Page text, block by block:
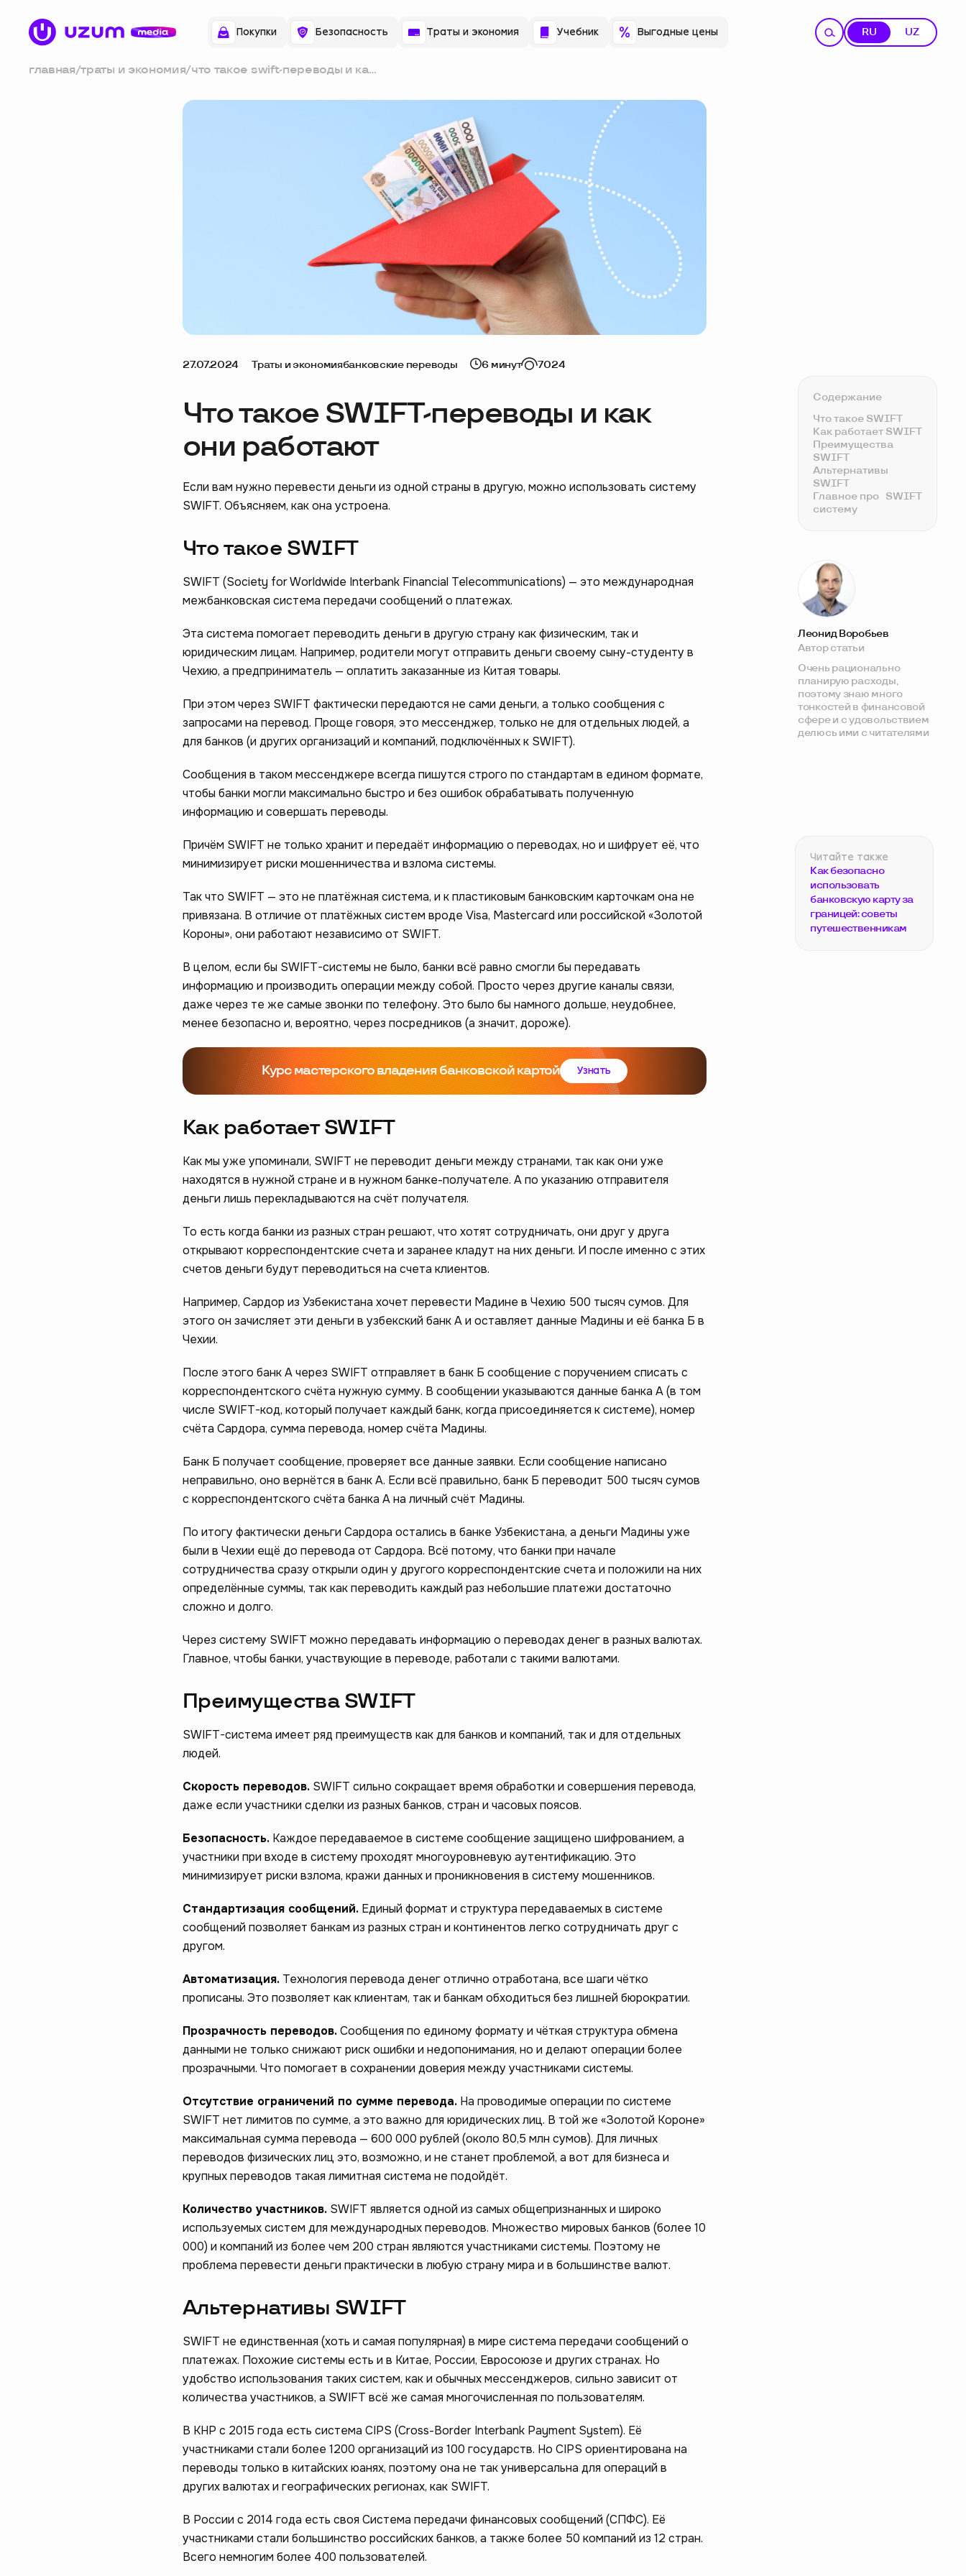
Покупки Безопасность Траты и экономия Учебник Выгодные цены RU UZ
главная/траты и экономия/что такое swift-переводы и как
27.07.2024 Траты и экономиябанковские переводы 6 минут 7024
Что такое SWIFT-переводы и как
они работают
Если вам нужно перевести деньги из одной страны в другую, можно использовать систему
SWIFT. Объясняем, как она устроена.
Что такое SWIFT
SWIFT (Society for Worldwide Interbank Financial Telecommunications) — это международная
межбанковская система передачи сообщений о платежах.
Эта система помогает переводить деньги в другую страну как физическим, так и
юридическим лицам. Например, родители могут отправить деньги своему сыну-студенту в
Чехию, а предприниматель — оплатить заказанные из Китая товары.
При этом через SWIFT фактически передаются не сами деньги, а только сообщения с
запросами на перевод. Проще говоря, это мессенджер, только не для отдельных людей, а
для банков (и других организаций и компаний, подключённых к SWIFT).
Сообщения в таком мессенджере всегда пишутся строго по стандартам в едином формате,
чтобы банки могли максимально быстро и без ошибок обрабатывать полученную
информацию и совершать переводы.
Как безопасно
использовать
банковскую карту за
границей: советы
путешественникам
Причём SWIFT не только хранит и передаёт информацию о переводах, но и шифрует её, что
минимизирует риски мошенничества и взлома системы.
Так что SWIFT — это не платёжная система, и к пластиковым банковским карточкам она не
привязана. В отличие от платёжных систем вроде Visa, Mastercard или российской «Золотой
Короны», они работают независимо от SWIFT.
В целом, если бы SWIFT-системы не было, банки всё равно смогли бы передавать
информацию и производить операции между собой. Просто через другие каналы связи,
даже через те же самые звонки по телефону. Это было бы намного дольше, неудобнее,
менее безопасно и, вероятно, через посредников (а значит, дороже).
Курс мастерского владения банковской картой Узнать
Как работает SWIFT
Как мы уже упоминали, SWIFT не переводит деньги между странами, так как они уже
находятся в нужной стране и в нужном банке-получателе. А по указанию отправителя
деньги лишь перекладываются на счёт получателя.
То есть когда банки из разных стран решают, что хотят сотрудничать, они друг у друга
открывают корреспондентские счета и заранее кладут на них деньги. И после именно с этих
счетов деньги будут переводиться на счета клиентов.
Например, Сардор из Узбекистана хочет перевести Мадине в Чехию 500 тысяч сумов. Для
этого он зачисляет эти деньги в узбекский банк А и оставляет данные Мадины и её банка Б в
Чехии.
После этого банк А через SWIFT отправляет в банк Б сообщение с поручением списать с
корреспондентского счёта нужную сумму. В сообщении указываются данные банка А (в том
числе SWIFT-код, который получает каждый банк, когда присоединяется к системе), номер
счёта Сардора, сумма перевода, номер счёта Мадины.
Банк Б получает сообщение, проверяет все данные заявки. Если сообщение написано
неправильно, оно вернётся в банк А. Если всё правильно, банк Б переводит 500 тысяч сумов
с корреспондентского счёта банка А на личный счёт Мадины.
По итогу фактически деньги Сардора остались в банке Узбекистана, а деньги Мадины уже
были в Чехии ещё до перевода от Сардора. Всё потому, что банки при начале
сотрудничества сразу открыли один у другого корреспондентские счета и положили на них
определённые суммы, так как переводить каждый раз небольшие платежи достаточно
сложно и долго.
Через систему SWIFT можно передавать информацию о переводах денег в разных валютах.
Главное, чтобы банки, участвующие в переводе, работали с такими валютами.
Преимущества SWIFT
SWIFT-система имеет ряд преимуществ как для банков и компаний, так и для отдельных
людей.
Скорость переводов. SWIFT сильно сокращает время обработки и совершения перевода,
даже если участники сделки из разных банков, стран и часовых поясов.
Безопасность. Каждое передаваемое в системе сообщение защищено шифрованием, а
участники при входе в систему проходят многоуровневую аутентификацию. Это
минимизирует риски взлома, кражи данных и проникновения в систему мошенников.
Стандартизация сообщений. Единый формат и структура передаваемых в системе
сообщений позволяет банкам из разных стран и континентов легко сотрудничать друг с
другом.
Автоматизация. Технология перевода денег отлично отработана, все шаги чётко
прописаны. Это позволяет как клиентам, так и банкам обходиться без лишней бюрократии.
Прозрачность переводов.Сообщения по единому формату и чёткая структура обмена
данными не только снижают риск ошибки и недопонимания, но и делают операции более
прозрачными. Что помогает в сохранении доверия между участниками системы.
Отсутствие ограничений по сумме перевода. На проводимые операции по системе
SWIFT нет лимитов по сумме, а это важно для юридических лиц. В той же «Золотой Короне»
максимальная сумма перевода — 600 000 рублей (около 80,5 млн сумов). Для личных
переводов физических лиц это, возможно, и не станет проблемой, а вот для бизнеса и
крупных переводов такая лимитная система не подойдёт.
Количество участников. SWIFT является одной из самых общепризнанных и широко
используемых систем для международных переводов. Множество мировых банков (более 10
000) и компаний из более чем 200 стран являются участниками системы. Поэтому не
проблема перевести деньги практически в любую страну мира и в большинстве валют.
Альтернативы SWIFT
SWIFT не единственная (хоть и самая популярная) в мире система передачи сообщений о
платежах. Похожие системы есть и в Китае, России, Евросоюзе и других странах. Но
удобство использования таких систем, как и обычных мессенджеров, сильно зависит от
количества участников, а SWIFT всё же самая многочисленная по пользователям.
В КНР с 2015 года есть система CIPS (Cross-Border Interbank Payment System). Её
участниками стали более 1200 организаций из 100 государств. Но CIPS ориентирована на
переводы только в китайских юанях, поэтому она не так универсальна для операций в
других валютах и географических регионах, как SWIFT.
В России с 2014 года есть своя Система передачи финансовых сообщений (СПФС). Её
участниками стали большинство российских банков, а также более 50 компаний из 12 стран.
Всего немногим более 400 пользователей.
Содержание
Что такое SWIFT
Как работает SWIFT
Преимущества
SWIFT
Альтернативы
SWIFT
Главное про
систему
SWIFT
Леонид Воробьев
Автор статьи
Очень рационально
планирую расходы,
поэтому знаю много
тонкостей в финансовой
сфере и с удовольствием
делюсь ими с читателями
Помогите нам стать лучше –
пройдите опрос❤️
начать